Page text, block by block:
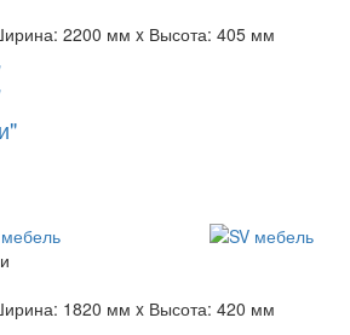
2200 мм x Высота: 405 мм
1820 мм x Высота: 420 мм